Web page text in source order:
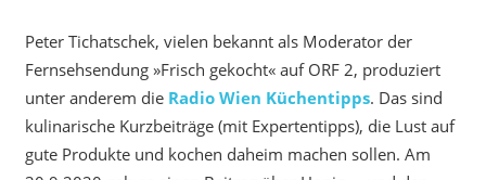
Peter Tichatschek, vielen bekannt als Moderator der
Fernsehsendung »Frisch gekocht« auf ORF 2, produziert
unter anderem die Radio Wien Küchentipps. Das sind
kulinarische Kurzbeiträge (mit Expertentipps), die Lust auf
gute Produkte und kochen daheim machen sollen. Am